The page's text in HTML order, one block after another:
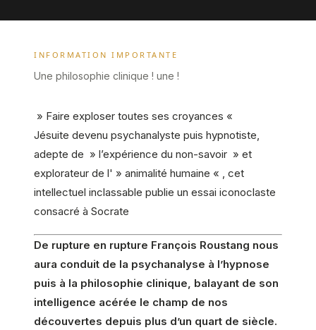
INFORMATION IMPORTANTE
Une philosophie clinique ! une !
» Faire exploser toutes ses croyances «
Jésuite devenu psychanalyste puis hypnotiste,
adepte de » l’expérience du non-savoir » et
explorateur de l' » animalité humaine « , cet
intellectuel inclassable publie un essai iconoclaste
consacré à Socrate
De rupture en rupture François Roustang nous
aura conduit de la psychanalyse à l’hypnose
puis à la philosophie clinique, balayant de son
intelligence acérée le champ de nos
découvertes depuis plus d’un quart de siècle.